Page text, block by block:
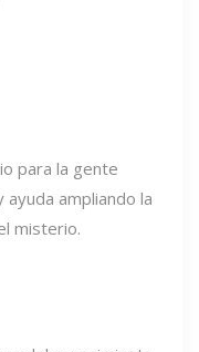
para la gente
ampliando la
misterio.